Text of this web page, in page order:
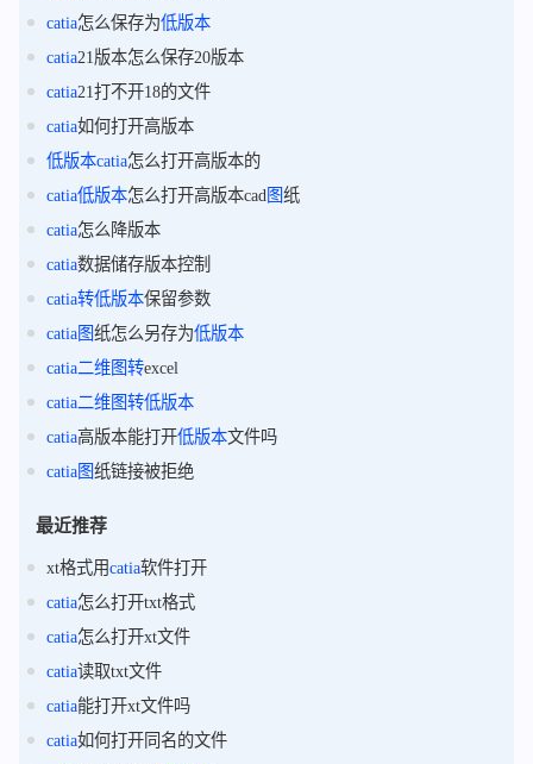
catia怎么保存为低版本
catia21版本怎么保存20版本
catia21打不开18的文件
catia如何打开高版本
低版本catia怎么打开高版本的
catia低版本怎么打开高版本cad图纸
catia怎么降版本
catia数据储存版本控制
catia转低版本保留参数
catia图纸怎么另存为低版本
catia二维图转excel
catia二维图转低版本
catia高版本能打开低版本文件吗
catia图纸链接被拒绝
最近推荐
xt格式用catia软件打开
catia怎么打开txt格式
catia怎么打开xt文件
catia读取txt文件
catia能打开xt文件吗
catia如何打开同名的文件